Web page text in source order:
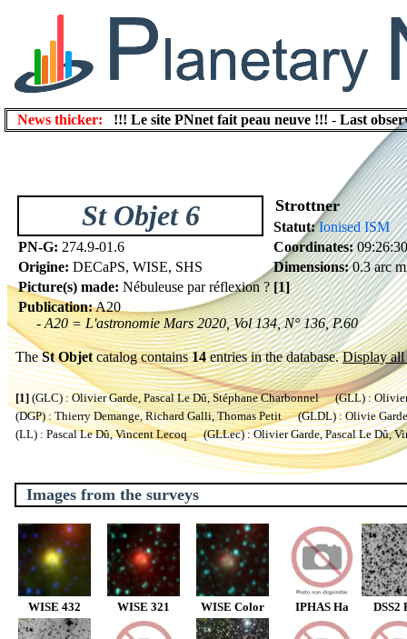
News thicker: !!! Le site PNnet fait peau neuve !!! - Last
St Objet 6 Strottner
Statut: Ionised ISM
PN-G: 274.9-01.6 Coordinates:
Origine: DECaPS, WISE, SHS Dimensions:0.3 arc
Picture(s) made: Nébuleuse par réflexion ?[1]
Publication:A20
- A20 = L'astronomie Mars 2020, Vol 134, N° 136, P.60
TheSt Objetcatalog contains14entries in the database.Display all
[1](GLC) : Olivier Garde, Pascal Le Dû, Stéphane Charbonnel (GLL) :
(DGP) : Thierry Demange, Richard Galli, Thomas Petit (GLDL) : Olivie
(LL) : Pascal Le Dû, Vincent Lecoq (GLLec) : Olivier Garde, Pascal Le Dû,
Images from the surveys
WISE 432 WISE 321 WISE Color IPHAS Ha DSS2